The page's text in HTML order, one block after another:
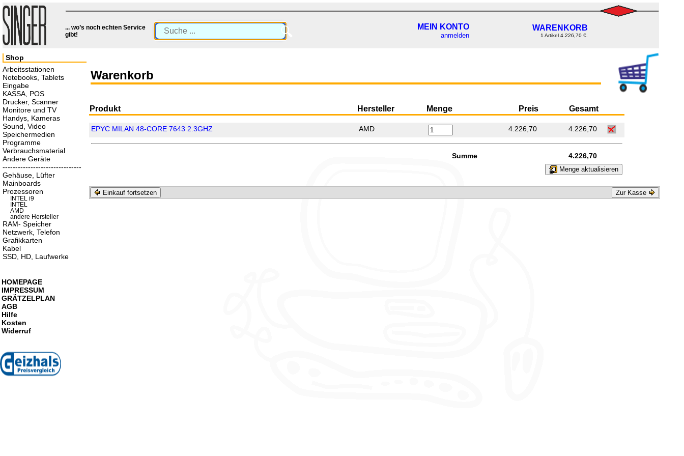
... wo’s noch echten Service
gibt!
🔍 MEIN KONTO
anmelden
WARENKORB
1 Artikel 4.226,70 €.
Warenkorb
Produkt Hersteller Menge Preis Gesamt
EPYC MILAN 48-CORE 7643 2.3GHZ AMD 4.226,70 4.226,70
Summe 4.226,70
Menge aktualisieren
Einkauf fortsetzen Zur Kasse
Shop
Arbeitsstationen
Notebooks, Tablets
Eingabe
KASSA, POS
Drucker, Scanner
Monitore und TV
Handys, Kameras
Sound, Video
Speichermedien
Programme
Verbrauchsmaterial
Andere Geräte
-------------------------------
Gehäuse, Lüfter
Mainboards
Prozessoren
INTEL i9
INTEL
AMD
andere Hersteller
RAM- Speicher
Netzwerk, Telefon
Grafikkarten
Kabel
SSD, HD, Laufwerke
HOMEPAGE
IMPRESSUM
GRÄTZELPLAN
AGB
Hilfe
Kosten
Widerruf